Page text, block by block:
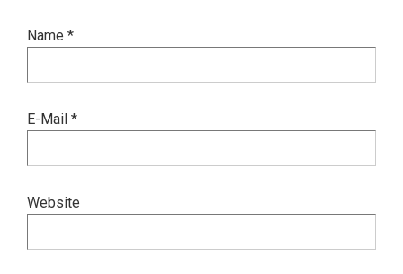
Name *
E-Mail *
Website